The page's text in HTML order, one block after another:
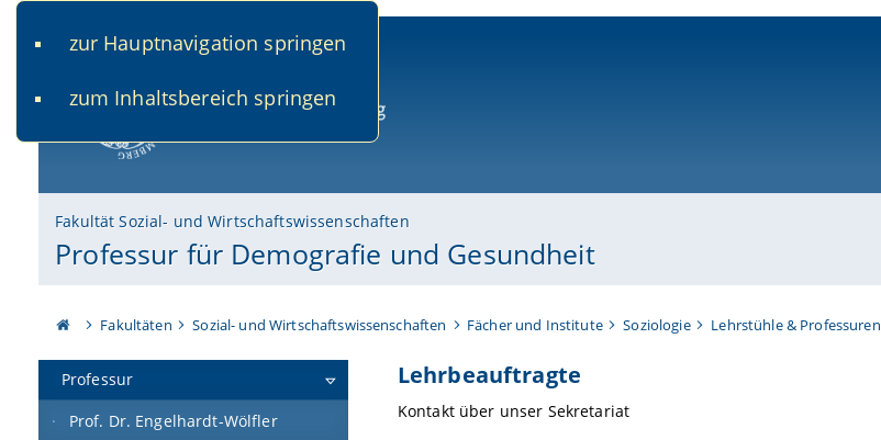
zur Hauptnavigation springen
zum Inhaltsbereich springen
Fakultät Sozial- und Wirtschaftswissenschaften
Professur für Demografie und Gesundheit
Fakultäten Sozial- und Wirtschaftswissenschaften Fächer und Institute Soziologie Lehrstühle & Professuren
Professur
Prof. Dr. Engelhardt-Wölfler
Lehrbeauftragte
Kontakt über unser Sekretariat